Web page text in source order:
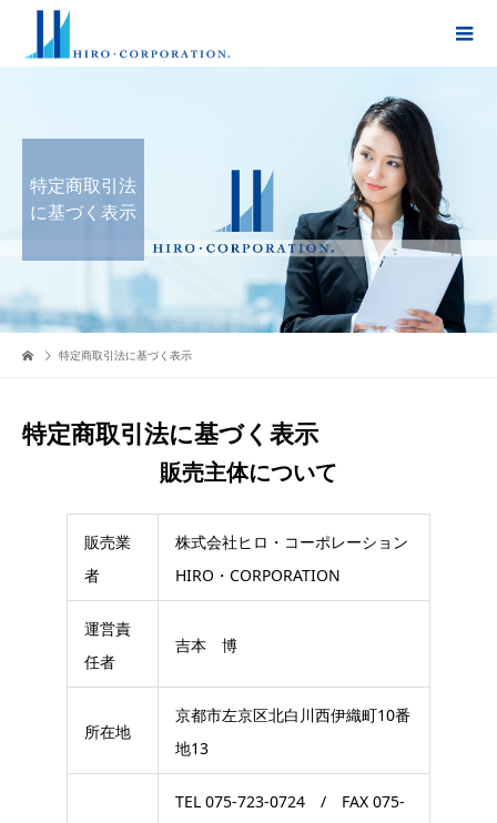
特定商取引法
に基づく表示
特定商取引法に基づく表示
特定商取引法に基づく表示
販売主体について
販売業
者
株式会社ヒロ・コーポレーション
HIRO・CORPORATION
運営責
任者
吉本 博
所在地
京都市左京区北白川西伊織町10番
地13
TEL 075-723-0724 / FAX 075-